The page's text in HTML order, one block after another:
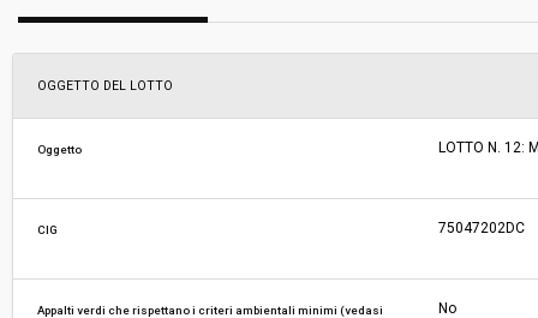
Data pubblicazione:
Svolgimento:
Responsabile attuale:
ESTAR - ENTE DI SUPPORTO TECNICO
OGGETTO DEL LOTTO
Oggetto LOTTO N. 12:
CIG 75047202DC
Appalti verdi che rispettano i criteri ambientali minimi (vedasi
No